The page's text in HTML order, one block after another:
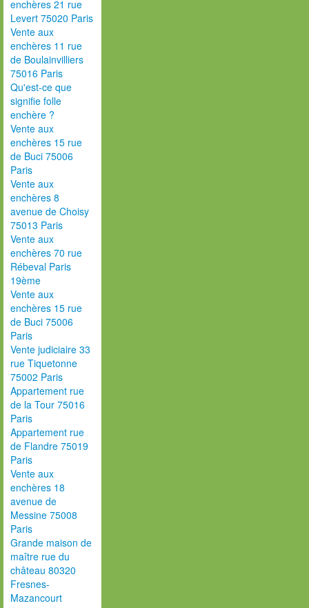
enchères 21 rue
Levert 75020 Paris
Vente aux
enchères 11 rue
de Boulainvilliers
75016 Paris
Qu'est-ce que
signifie folle
enchère ?
Vente aux
enchères 15 rue
de Buci 75006
Paris
Vente aux
enchères 8
avenue de Choisy
75013 Paris
Vente aux
enchères 70 rue
Rébeval Paris
19ème
Vente aux
enchères 15 rue
de Buci 75006
Paris
Vente judiciaire 33
rue Tiquetonne
75002 Paris
Appartement rue
de la Tour 75016
Paris
Appartement rue
de Flandre 75019
Paris
Vente aux
enchères 18
avenue de
Messine 75008
Paris
Grande maison de
maître rue du
château 80320
Fresnes-
Mazancourt